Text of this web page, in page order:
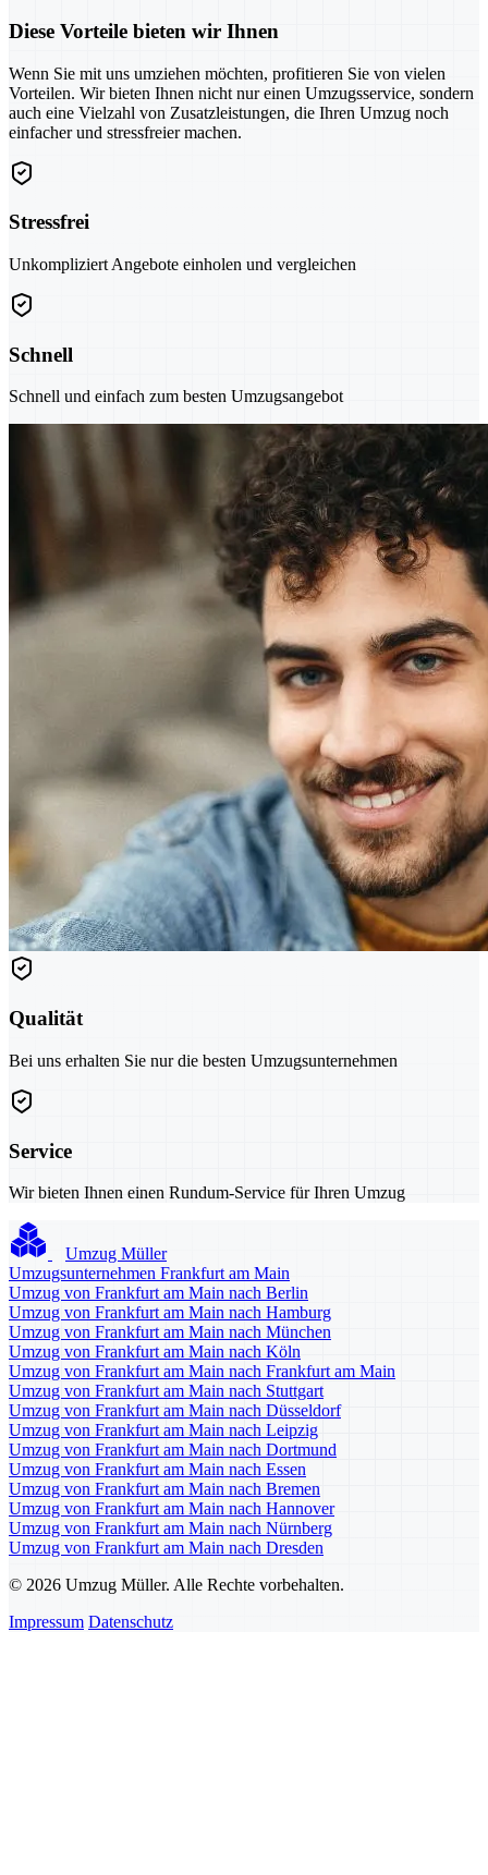
Diese Vorteile bieten wir Ihnen
Wenn Sie mit uns umziehen möchten, profitieren Sie von vielen
Vorteilen. Wir bieten Ihnen nicht nur einen Umzugsservice, sondern
auch eine Vielzahl von Zusatzleistungen, die Ihren Umzug noch
einfacher und stressfreier machen.
Stressfrei
Unkompliziert Angebote einholen und vergleichen
Schnell
Schnell und einfach zum besten Umzugsangebot
Qualität
Bei uns erhalten Sie nur die besten Umzugsunternehmen
Service
Wir bieten Ihnen einen Rundum-Service für Ihren Umzug
Umzug Müller
Umzugsunternehmen Frankfurt am Main
Umzug von Frankfurt am Main nach Berlin
Umzug von Frankfurt am Main nach Hamburg
Umzug von Frankfurt am Main nach München
Umzug von Frankfurt am Main nach Köln
Umzug von Frankfurt am Main nach Frankfurt am Main
Umzug von Frankfurt am Main nach Stuttgart
Umzug von Frankfurt am Main nach Düsseldorf
Umzug von Frankfurt am Main nach Leipzig
Umzug von Frankfurt am Main nach Dortmund
Umzug von Frankfurt am Main nach Essen
Umzug von Frankfurt am Main nach Bremen
Umzug von Frankfurt am Main nach Hannover
Umzug von Frankfurt am Main nach Nürnberg
Umzug von Frankfurt am Main nach Dresden
© 2026 Umzug Müller. Alle Rechte vorbehalten.
Impressum Datenschutz